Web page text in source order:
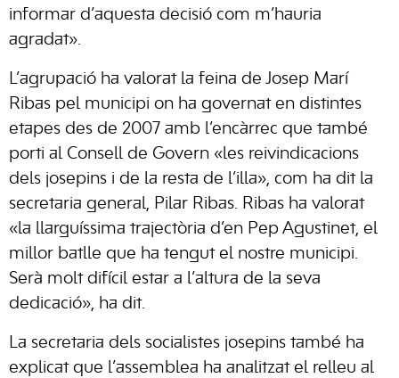
informar d’aquesta decisió com m’hauria
agradat».
L’agrupació ha valorat la feina de Josep Marí
Ribas pel municipi on ha governat en distintes
etapes des de 2007 amb l’encàrrec que també
porti al Consell de Govern «les reivindicacions
dels josepins i de la resta de l’illa», com ha dit la
secretaria general, Pilar Ribas. Ribas ha valorat
«la llarguíssima trajectòria d’en Pep Agustinet, el
millor batlle que ha tengut el nostre municipi.
Serà molt difícil estar a l’altura de la seva
dedicació», ha dit.
La secretaria dels socialistes josepins també ha
explicat que l’assemblea ha analitzat el relleu al